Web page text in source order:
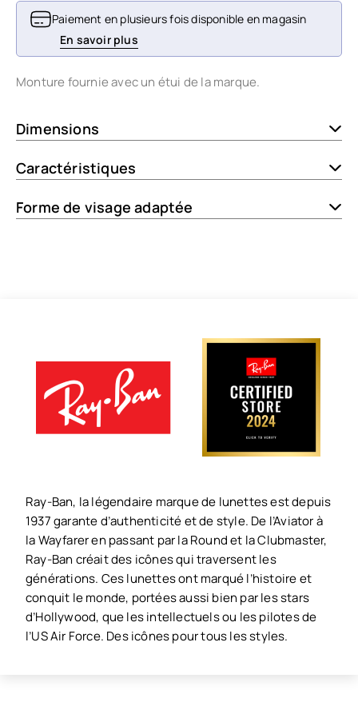
Paiement en plusieurs fois disponible en magasin
En savoir plus
Monture fournie avec un étui de la marque.
Dimensions
Caractéristiques
Forme de visage adaptée
Ray-Ban, la légendaire marque de lunettes est depuis
1937 garante d’authenticité et de style. De l’Aviator à
la Wayfarer en passant par la Round et la Clubmaster,
Ray-Ban créait des icônes qui traversent les
générations. Ces lunettes ont marqué l’histoire et
conquit le monde, portées aussi bien par les stars
d’Hollywood, que les intellectuels ou les pilotes de
l’US Air Force. Des icônes pour tous les styles.